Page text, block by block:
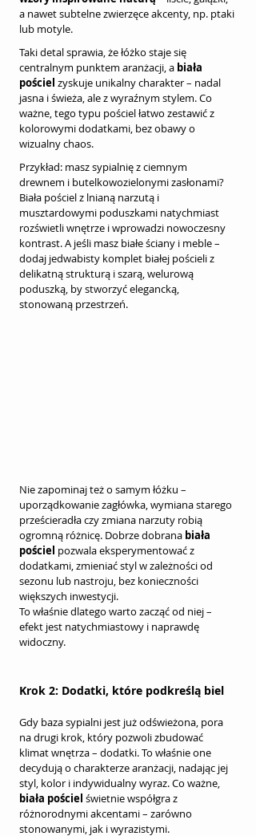
a nawet subtelne zwierzęce akcenty, np. ptaki
lub motyle.
Taki detal sprawia, że łóżko staje się
centralnym punktem aranżacji, a biała
pościel zyskuje unikalny charakter – nadal
jasna i świeża, ale z wyraźnym stylem. Co
ważne, tego typu pościel łatwo zestawić z
kolorowymi dodatkami, bez obawy o
wizualny chaos.
Przykład: masz sypialnię z ciemnym
drewnem i butelkowozielonymi zasłonami?
Biała pościel z lnianą narzutą i
musztardowymi poduszkami natychmiast
rozświetli wnętrze i wprowadzi nowoczesny
kontrast. A jeśli masz białe ściany i meble –
dodaj jedwabisty komplet białej pościeli z
delikatną strukturą i szarą, welurową
poduszką, by stworzyć elegancką,
stonowaną przestrzeń.
Nie zapominaj też o samym łóżku –
uporządkowanie zagłówka, wymiana starego
prześcieradła czy zmiana narzuty robią
ogromną różnicę. Dobrze dobrana biała
pościel pozwala eksperymentować z
dodatkami, zmieniać styl w zależności od
sezonu lub nastroju, bez konieczności
większych inwestycji.
To właśnie dlatego warto zacząć od niej –
efekt jest natychmiastowy i naprawdę
widoczny.
Krok 2: Dodatki, które podkreślą biel
Gdy baza sypialni jest już odświeżona, pora
na drugi krok, który pozwoli zbudować
klimat wnętrza – dodatki. To właśnie one
decydują o charakterze aranżacji, nadając jej
styl, kolor i indywidualny wyraz. Co ważne,
biała pościel świetnie współgra z
różnorodnymi akcentami – zarówno
stonowanymi, jak i wyrazistymi.